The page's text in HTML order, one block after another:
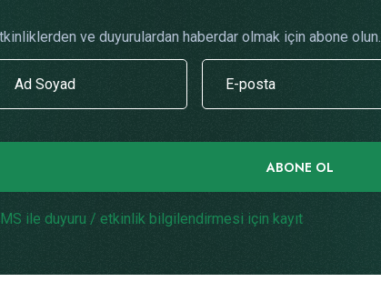
ve duyurulardan haberdar olmak için abone olun.
ABONE OL
ile duyuru / etkinlik bilgilendirmesi için kayıt